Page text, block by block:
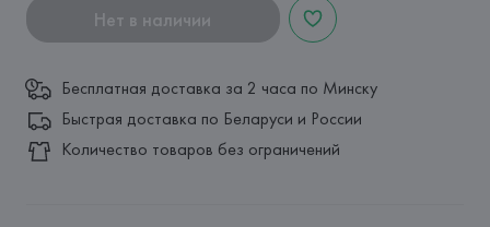
Нет в наличии
Бесплатная доставка за 2 часа по Минску
Быстрая доставка по Беларуси и России
Количество товаров без ограничений